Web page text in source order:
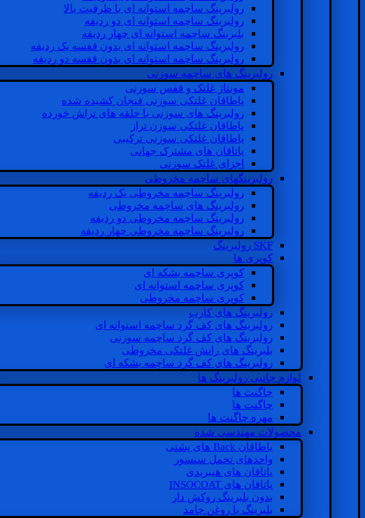
رولبرینگ ساچمه استوانه ای با ظرفیت بالا
رولبرینگ ساچمه استوانه ای دو ردیفه
بلبرینگ ساچمه استوانه ای چهار ردیفه
رولبرینگ ساچمه استوانه ای بدون قفسه یک ردیفه
رولبرینگ ساچمه استوانه ای بدون قفسه دو ردیفه
رولبرینگ های ساچمه سوزنی
مونتاژ غلتک و قفس سوزنی
یاطاقان غلتکی سوزنی فنجان کشیده شده
رولبرینگ های سوزنی با حلقه های تراش خورده
یاطاقان غلتکی سوزن تراز
یاطاقان غلتکی سوزنی ترکیبی
یاتاقان های مشترک جهانی
اجزای غلتک سوزنی
رولبرینگهای ساچمه مخروطی
رولبرینگ ساچمه مخروطی یک ردیفه
رولبرینگ های ساچمه مخروطی
رولبرینگ ساچمه مخروطی دو ردیفه
رولبرینگ ساچمه مخروطی چهار ردیفه
SKF رولبرینگ
کوپری ها
کوپری ساچمه بشکه ای
کوپری ساچمه استوانه ای
کوپری ساچمه مخروطی
رولبرینگ های کارب
رولبرینگ های کف گرد ساچمه استوانه ای
رولبرینگ های کف گرد ساچمه سوزنی
بلبرینگ های رانش غلتکی مخروطی
رولبرینگ های کف گرد ساچمه بشکه ای
لوازم جانبی رولبرینگ ها
چاگنت ها
چاگنت ها
مهره چاگنت ها
محصولات مهندسی شده
یاطاقان Back های پشتی
واحدهای تحمل سنسور
یاتاقان های هیبریدی
یاتاقان های INSOCOAT
بدون بلبرینگ روکش دار
بلبرینگ با روغن جامد